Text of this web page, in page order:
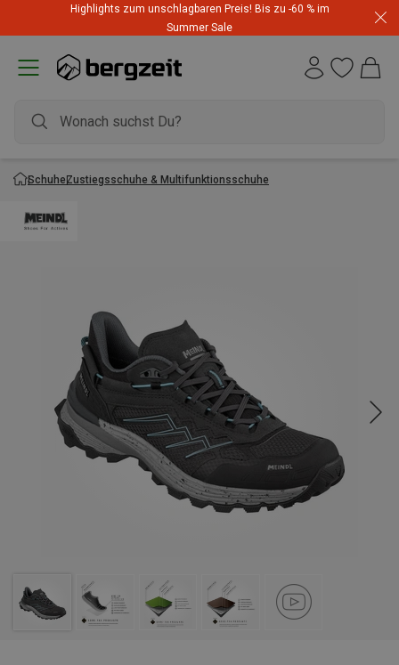
Highlights zum unschlagbaren Preis! Bis zu -60 % im
Summer Sale
SchuheZustiegsschuhe & Multifunktionsschuhe